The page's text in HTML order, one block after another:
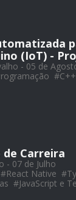
(IoT) -
- 05 de
#C++
Carreira
- 07 de Julho
#React Native #
#JavaScript e